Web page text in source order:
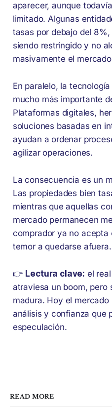
aparecer, aunque
limitado. Algunas
tasas por debajo del
siendo restringido y no
masivamente el
En paralelo, la
mucho más importante
Plataformas digitales,
soluciones basadas en
ayudan a ordenar
agilizar operaciones.
La consecuencia es un
Las propiedades bien
mientras que aquellas
mercado permanecen
comprador ya no acepta
temor a quedarse afuera.
👉 Lectura clave: el
atraviesa un boom, pero
madura. Hoy el
análisis y confianza que
especulación.
READ MORE